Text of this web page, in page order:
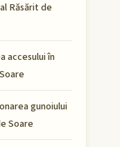
Răsărit de
accesului în
gunoiului
Soare